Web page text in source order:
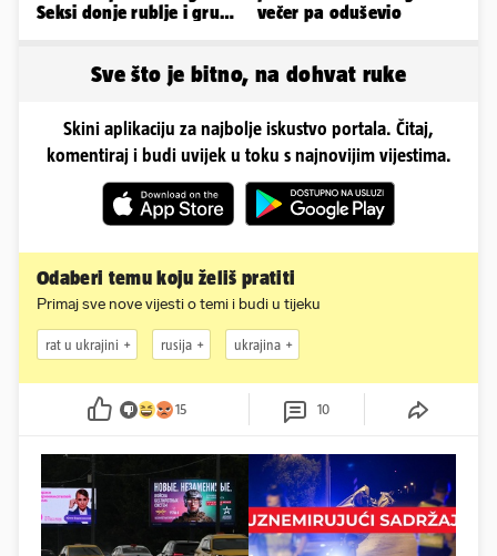
Seksi donje rublje i grudi
večer pa oduševio
Sve što je bitno, na dohvat ruke
Skini aplikaciju za najbolje iskustvo portala. Čitaj,
komentiraj i budi uvijek u toku s najnovijim vijestima.
Odaberi temu koju želiš pratiti
Primaj sve nove vijesti o temi i budi u tijeku
rat u ukrajini rusija ukrajina
15 10